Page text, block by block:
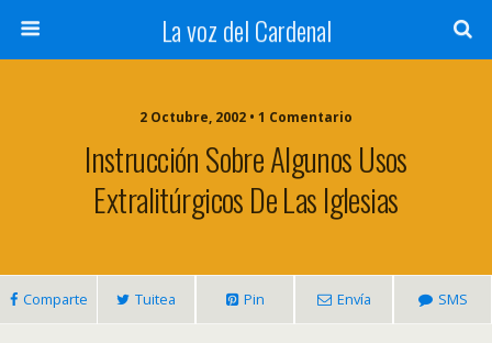
La voz del Cardenal
2 Octubre, 2002 • 1 Comentario
Instrucción Sobre Algunos Usos
Extralitúrgicos De Las Iglesias
Comparte Tuitea Pin Envía SMS